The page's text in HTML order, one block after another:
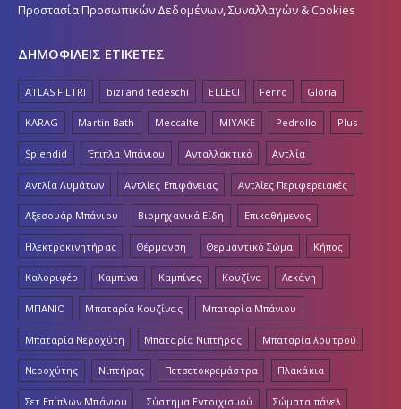
Προστασία Προσωπικών Δεδομένων, Συναλλαγών & Cookies
ΔΗΜΟΦΙΛΕΙΣ ΕΤΙΚΕΤΕΣ
ATLAS FILTRI bizi and tedeschi ELLECI Ferro Gloria
KARAG Martin Bath Meccalte MIYAKE Pedrollo Plus
Splendid Έπιπλα Μπάνιου Ανταλλακτικό Αντλία
Αντλία Λυμάτων Αντλίες Επιφάνειας Αντλίες Περιφερειακές
Αξεσουάρ Μπάνιου Βιομηχανικά Είδη Επικαθήμενος
Ηλεκτροκινητήρας Θέρμανση Θερμαντικό Σώμα Κήπος
Καλοριφέρ Καμπίνα Καμπίνες Κουζίνα Λεκάνη
ΜΠΑΝΙΟ Μπαταρία Κουζίνας Μπαταρία Μπάνιου
Μπαταρία Νεροχύτη Μπαταρία Νιπτήρος Μπαταρία λουτρού
Νεροχύτης Νιπτήρας Πετσετοκρεμάστρα Πλακάκια
Σετ Επίπλων Μπάνιου Σύστημα Εντοιχισμού Σώματα πάνελ